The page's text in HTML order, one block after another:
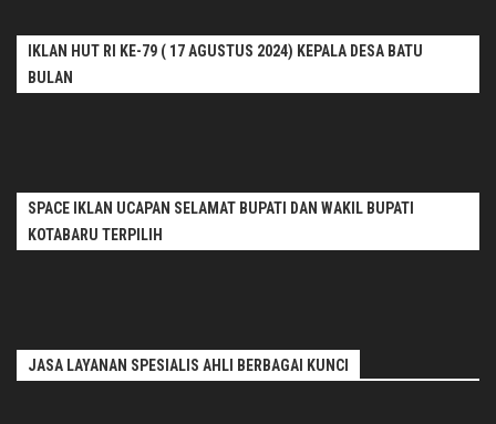
IKLAN HUT RI KE-79 ( 17 AGUSTUS 2024) KEPALA DESA BATU
BULAN
SPACE IKLAN UCAPAN SELAMAT BUPATI DAN WAKIL BUPATI
KOTABARU TERPILIH
JASA LAYANAN SPESIALIS AHLI BERBAGAI KUNCI